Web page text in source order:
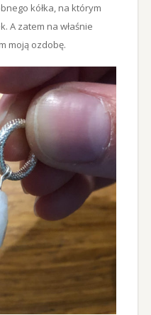
kółka, na którym
A zatem na właśnie
moją ozdobę.